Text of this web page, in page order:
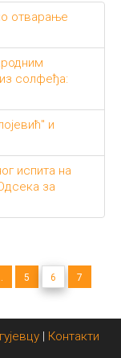
отварање
солфеђа:
и
испита на
за
5 6
7
| Контакти